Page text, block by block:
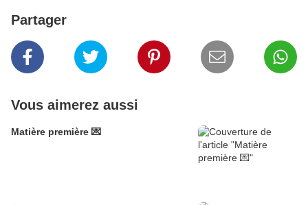
Partager
Vous aimerez aussi
Matière première 💌